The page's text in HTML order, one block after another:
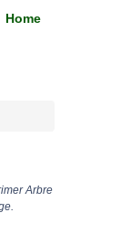
Home
Arbre